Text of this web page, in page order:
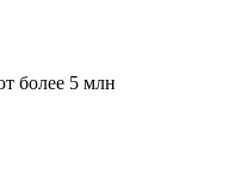
более 5 млн